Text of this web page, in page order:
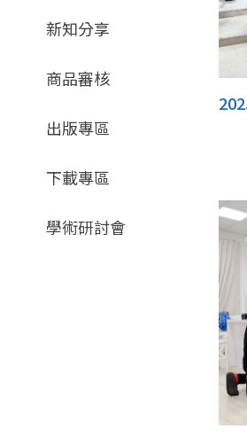
新知分享
商品審核
出版專區
下載專區
學術研討會